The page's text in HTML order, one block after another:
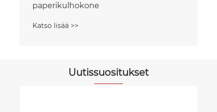
paperikulhokone
Katso lisää >>
Uutissuositukset